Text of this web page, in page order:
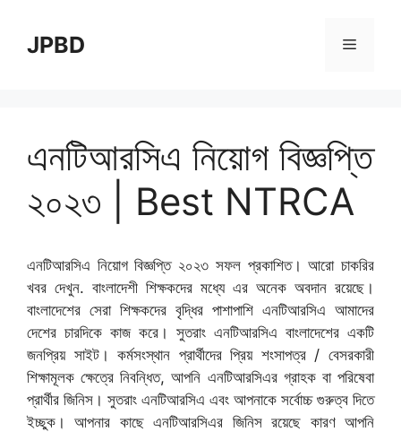
contentJPBD Menu
এনটিআরসিএ নিয়োগ বিজ্ঞপ্তি
২০২৩ | Best NTRCA
এনটিআরসিএ নিয়োগ বিজ্ঞপ্তি ২০২৩ সফল প্রকাশিত। আরো চাকরির
খবর দেখুন. বাংলাদেশী শিক্ষকদের মধ্যে এর অনেক অবদান রয়েছে।
বাংলাদেশের সেরা শিক্ষকদের বৃদ্ধির পাশাপাশি এনটিআরসিএ আমাদের
দেশের চারদিকে কাজ করে। সুতরাং এনটিআরসিএ বাংলাদেশের একটি
জনপ্রিয় সাইট। কর্মসংস্থান প্রার্থীদের প্রিয় শংসাপত্র / বেসরকারী
শিক্ষামূলক ক্ষেত্রে নিবন্ধিত, আপনি এনটিআরসিএর গ্রাহক বা পরিষেবা
প্রার্থীর জিনিস। সুতরাং এনটিআরসিএ এবং আপনাকে সর্বোচ্চ গুরুত্ব দিতে
ইচ্ছুক। আপনার কাছে এনটিআরসিএর জিনিস রয়েছে কারণ আপনি